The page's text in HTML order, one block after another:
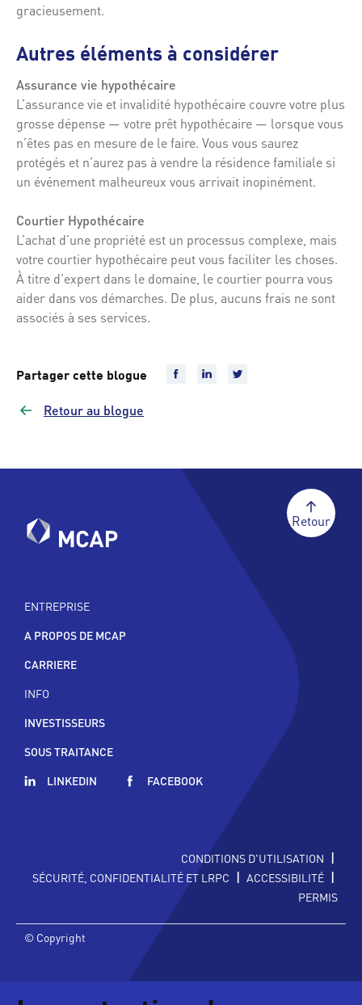
gracieusement.
Autres éléments à considérer
Assurance vie hypothécaire
L’assurance vie et invalidité hypothécaire couvre votre plus
grosse dépense — votre prêt hypothécaire — lorsque vous
n’êtes pas en mesure de le faire. Vous vous saurez
protégés et n’aurez pas à vendre la résidence familiale si
un événement malheureux vous arrivait inopinément.
Courtier Hypothécaire
L’achat d’une propriété est un processus complexe, mais
votre courtier hypothécaire peut vous faciliter les choses.
À titre d’expert dans le domaine, le courtier pourra vous
aider dans vos démarches. De plus, aucuns frais ne sont
associés à ses services.
Partager cette blogue
Retour au blogue
ENTREPRISE
A PROPOS DE MCAP
CARRIERE
INFO
INVESTISSEURS
SOUS TRAITANCE
LINKEDIN
FACEBOOK
Retour
CONDITIONS D'UTILISATION |
SÉCURITÉ, CONFIDENTIALITÉ ET LRPC | ACCESSIBILITÉ |
PERMIS
© Copyright